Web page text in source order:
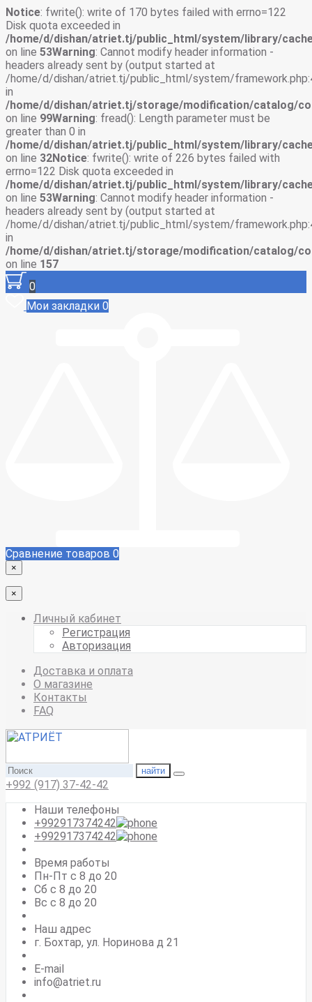
Notice: fwrite(): write of 170 bytes failed with errno=122
Disk quota exceeded in
/home/d/dishan/atriet.tj/public_html/system/library/
on line 53Warning: Cannot modify header information -
headers already sent by (output started at
/home/d/dishan/atriet.tj/public_html/system/
in
/home/d/dishan/atriet.tj/storage/modification/catalog/
on line 99Warning: fread(): Length parameter must be
greater than 0 in
/home/d/dishan/atriet.tj/public_html/system/library/
on line 32Notice: fwrite(): write of 226 bytes failed with
errno=122 Disk quota exceeded in
/home/d/dishan/atriet.tj/public_html/system/library/
on line 53Warning: Cannot modify header information -
headers already sent by (output started at
/home/d/dishan/atriet.tj/public_html/system/
in
/home/d/dishan/atriet.tj/storage/modification/catalog/
on line 157
0
Мои закладки 0
Сравнение товаров 0
×
×
Личный кабинет
Регистрация
Авторизация
Доставка и оплата
О магазине
Контакты
FAQ
найти
+992 (917) 37-42-42
Наши телефоны
+992917374242
+992917374242
Время работы
Пн-Пт с 8 до 20
Сб с 8 до 20
Вс c 8 до 20
Наш адрес
г. Бохтар, ул. Норинова д 21
E-mail
info@atriet.ru